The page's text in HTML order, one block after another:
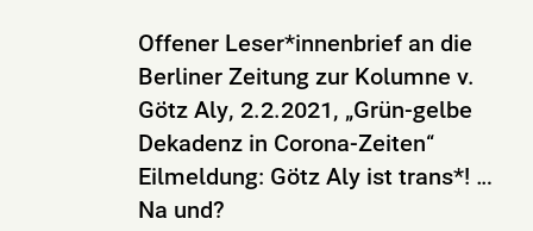
Offener Leser*innenbrief an die
Berliner Zeitung zur Kolumne v.
Götz Aly, 2.2.2021, „Grün-gelbe
Dekadenz in Corona-Zeiten“
Eilmeldung: Götz Aly ist trans*! …
Na und?